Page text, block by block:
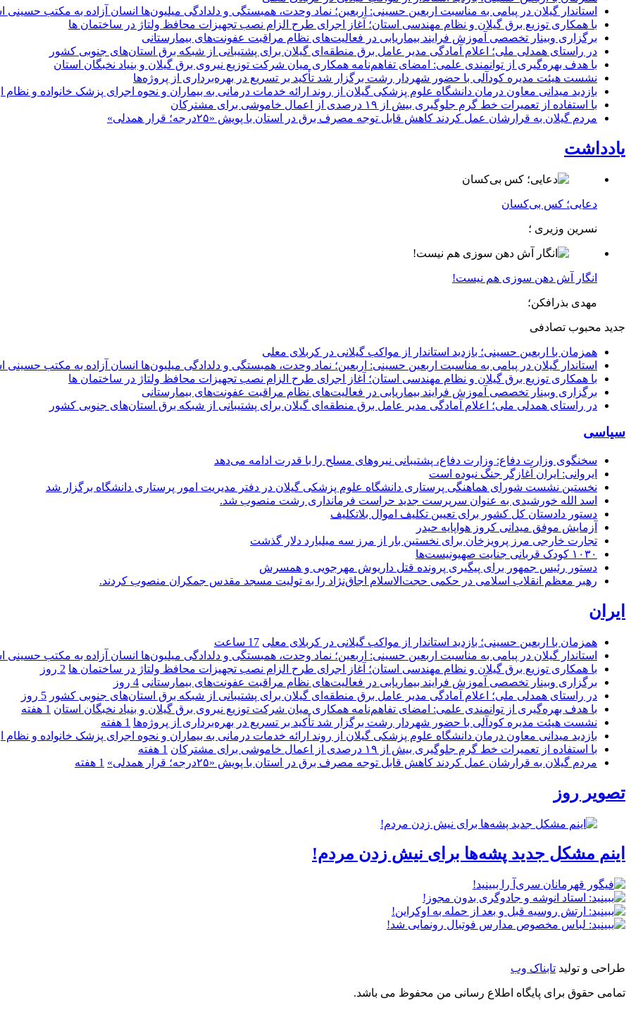
استاندار گیلان در پیامی به مناسبت اربعین حسینی: اربعین؛ نماد وحدت، همبستگی و دلدادگی میلیون‌ها انسان آزاده به مکتب
با همکاری توزیع برق گیلان و نظام مهندسی استان؛ آغاز اجرای طرح الزام نصب تجهیزات محافظ ولتاژ در ساختمان ها
برگزاری وبینار تخصصی آموزش فرایند بیماریابی در فعالیت‌های نظام مراقبت عفونت‌های بیمارستانی
در راستای همدلی ملی؛ اعلام آمادگی مدیر عامل برق منطقه‌ای گیلان برای پشتیبانی از شبكه برق استان‌های جنوبی كشور
با هدف بهره‌گیری از توانمندی علمی: امضای تفاهم‌نامه همكاری میان شركت توزیع نیروی برق گیلان و بنیاد نخبگان استان
نشست هیئت مدیره کودآلی با حضور شهردار رشت برگزار شد تأکید بر تسریع در بهره‌برداری از پروژه‌ها
بازدید میدانی معاون درمان دانشگاه علوم پزشکی گیلان از روند ارائه خدمات درمانی به بیماران و نحوه اجرای پزشک خانواده و
با استفاده از تعمیرات خط گرم جلوگیری بیش از ۱۹ درصدی از اعمال خاموشی برای مشتركان
مردم گیلان به قرارشان عمل کردند كاهش قابل توجه مصرف برق در استان با پویش «۲۵درجه؛ قرار همدلی»
یادداشت
دعایی؛ کس بی‌کسان
نسرین وزیری ؛
انگار آش دهن سوزی هم نیست!
مهدی بذرافکن؛
جدید محبوب تصادفی
همزمان با اربعین حسینی؛ بازدید استاندار از مواکب گیلانی در کربلای معلی
استاندار گیلان در پیامی به مناسبت اربعین حسینی: اربعین؛ نماد وحدت، همبستگی و دلدادگی میلیون‌ها انسان آزاده به مکتب
با همکاری توزیع برق گیلان و نظام مهندسی استان؛ آغاز اجرای طرح الزام نصب تجهیزات محافظ ولتاژ در ساختمان ها
برگزاری وبینار تخصصی آموزش فرایند بیماریابی در فعالیت‌های نظام مراقبت عفونت‌های بیمارستانی
در راستای همدلی ملی؛ اعلام آمادگی مدیر عامل برق منطقه‌ای گیلان برای پشتیبانی از شبكه برق استان‌های جنوبی كشور
سیاسی
سخنگوی وزارت دفاع: وزارت دفاع، پشتیبانی نیرو‌های مسلح را با قدرت ادامه می‌دهد
ایروانی: ایران آغازگر جنگ نبوده است
نخستین نشست شورای هماهنگی پرستاری دانشگاه علوم پزشکی گیلان در دفتر مدیریت امور پرستاری دانشگاه برگزار شد
اسد الله خورشیدی به عنوان سرپرست جدید حراست فرمانداری رشت منصوب شد.
دستور دادستان کل کشور برای تعیین تکلیف اموال بلاتکلیف
آزمایش موفق میدانی کروز هواپایه حیدر
تجارت خارجی مرز پرویزخان برای نخستین بار از مرز سه میلیارد دلار گذشت
۱۰۳۰ کودک قربانی جنایت صهیونیست‌ها
دستور رئیس جمهور برای پیگیری پرونده قتل داریوش مهرجویی و همسرش
رهبر معظم انقلاب اسلامی در حکمی حجت‌الاسلام اجاق‌نژاد را به تولیت مسجد مقدس جمکران منصوب کردند.
ایران
همزمان با اربعین حسینی؛ بازدید استاندار از مواکب گیلانی در کربلای معلی 17 ساعت
استاندار گیلان در پیامی به مناسبت اربعین حسینی: اربعین؛ نماد وحدت، همبستگی و دلدادگی میلیون‌ها انسان آزاده به مکتب
با همکاری توزیع برق گیلان و نظام مهندسی استان؛ آغاز اجرای طرح الزام نصب تجهیزات محافظ ولتاژ در ساختمان ها 2 روز
برگزاری وبینار تخصصی آموزش فرایند بیماریابی در فعالیت‌های نظام مراقبت عفونت‌های بیمارستانی 4 روز
در راستای همدلی ملی؛ اعلام آمادگی مدیر عامل برق منطقه‌ای گیلان برای پشتیبانی از شبكه برق استان‌های جنوبی كشور 5 روز
با هدف بهره‌گیری از توانمندی علمی: امضای تفاهم‌نامه همكاری میان شركت توزیع نیروی برق گیلان و بنیاد نخبگان استان 1 هفته
نشست هیئت مدیره کودآلی با حضور شهردار رشت برگزار شد تأکید بر تسریع در بهره‌برداری از پروژه‌ها 1 هفته
بازدید میدانی معاون درمان دانشگاه علوم پزشکی گیلان از روند ارائه خدمات درمانی به بیماران و نحوه اجرای پزشک خانواده و
با استفاده از تعمیرات خط گرم جلوگیری بیش از ۱۹ درصدی از اعمال خاموشی برای مشتركان
1 هفته
مردم گیلان به قرارشان عمل کردند كاهش قابل توجه مصرف برق در استان با پویش «۲۵درجه؛ قرار همدلی»
1 هفته
تصویر روز
اینم مشکل جدید پشه‌ها برای نیش زدن مردم!
طراحی و تولید تابناک وب
تمامی حقوق برای پایگاه اطلاع رسانی من محفوظ می باشد.